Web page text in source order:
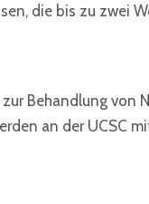
die bis zu zwei
Behandlung von
an der UCSC